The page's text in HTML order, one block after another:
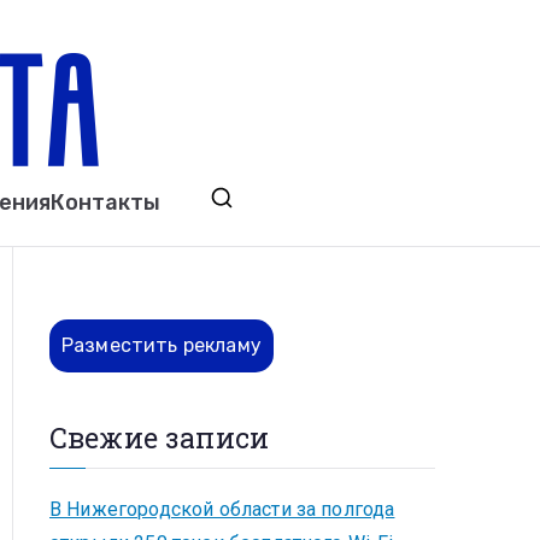
Выкса. Муром. Кулебаки. Навашино,
Контакты
Разместить рекламу
Свежие записи
В Нижегородской области за полгода